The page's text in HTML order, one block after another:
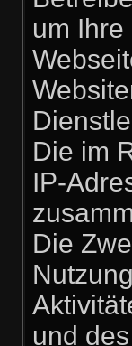
um
Die im
IP-
Die
und